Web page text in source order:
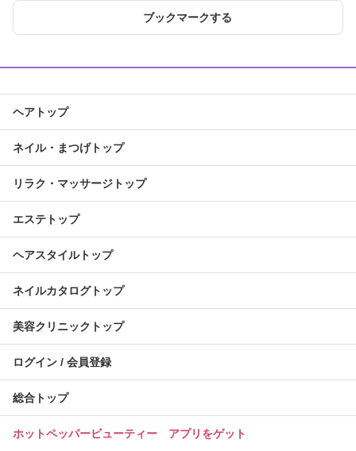
ブックマークする
ヘアトップ
ネイル・まつげトップ
リラク・マッサージトップ
エステトップ
ヘアスタイルトップ
ネイルカタログトップ
美容クリニックトップ
ログイン / 会員登録
総合トップ
ホットペッパービューティー アプリをゲット